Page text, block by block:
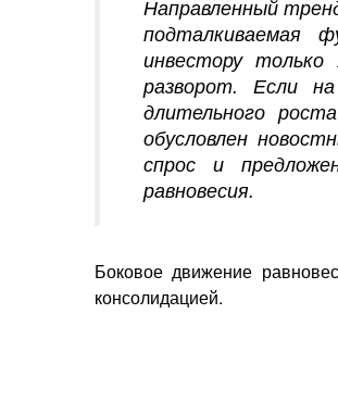
Направленный
подталкиваемая
инвестору
разворот. Если
длительного
обусловлен
спрос и
равновесия.
Боковое движение
консолидацией.